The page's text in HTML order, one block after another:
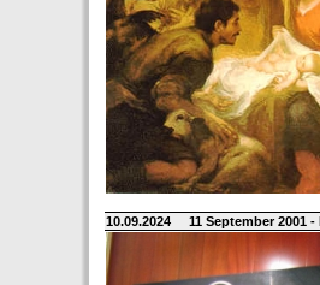
10.09.2024 11 September 2001